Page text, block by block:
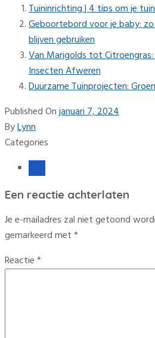
Tuininrichting | 4 tips om je
Geboortebord voor je baby:
blijven gebruiken
Van Marigolds tot
Insecten Afweren
Duurzame Tuinprojecten:
Published Onjanuari 7, 2024
ByLynn
Categories
Tuin
Een reactie achterlaten
Je e-mailadres zal niet getoond
gemarkeerd met*
Reactie*